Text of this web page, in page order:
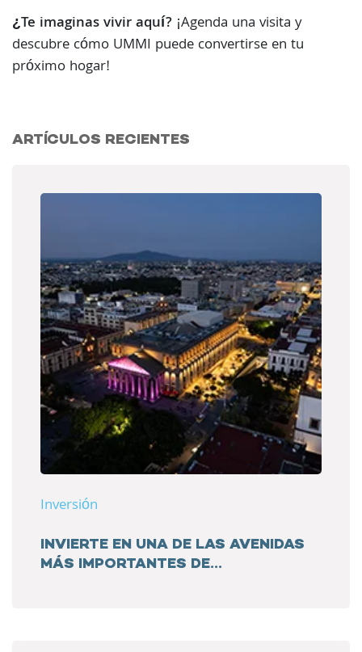
¿Te imaginas vivir aquí? ¡Agenda una visita y
descubre cómo UMMI puede convertirse en tu
próximo hogar!
ARTÍCULOS RECIENTES
Inversión
INVIERTE EN UNA DE LAS AVENIDAS
MÁS IMPORTANTES DE...